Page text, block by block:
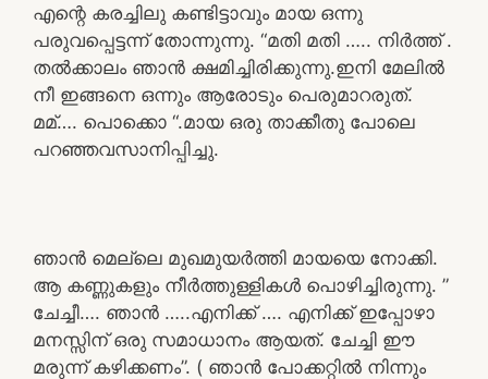
എന്റെ കരച്ചിലു കണ്ടിട്ടാവും മായ ഒന്നു
പരുവപ്പെട്ടന്ന് തോന്നുന്നു. “മതി മതി ….. നിർത്ത് .
തൽക്കാലം ഞാൻ ക്ഷമിച്ചിരിക്കുന്നു.ഇനി മേലിൽ
നീ ഇങ്ങനെ ഒന്നും ആരോടും പെരുമാറരുത്.
മമ്…. പൊക്കൊ “.മായ ഒരു താക്കീതു പോലെ
പറഞ്ഞവസാനിപ്പിച്ചു.
ഞാൻ മെല്ലെ മുഖമുയർത്തി മായയെ നോക്കി.
ആ കണ്ണുകളും നീർത്തുള്ളികൾ പൊഴിച്ചിരുന്നു. ”
ചേച്ചീ…. ഞാൻ …..എനിക്ക് …. എനിക്ക് ഇപ്പോഴാ
മനസ്സിന് ഒരു സമാധാനം ആയത്. ചേച്ചി ഈ
മരുന്ന് കഴിക്കണം”. ( ഞാൻ പോക്കറ്റിൽ നിന്നും